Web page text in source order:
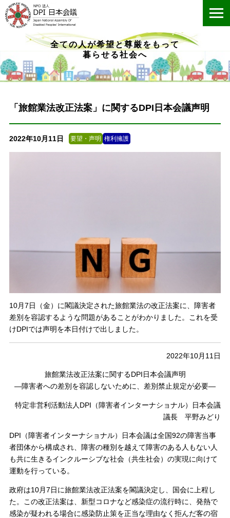
全ての人が希望と尊厳をもって
暮らせる社会へ
「旅館業法改正法案」に関するDPI日本会議声明
2022年10月11日 要望・声明 権利擁護
10月7日（金）に閣議決定された旅館業法の改正法案に、障害者
差別を容認するような問題があることがわかりました。これを受
けDPIでは声明を本日付けで出しました。
2022年10月11日
旅館業法改正法案に関するDPI日本会議声明
―障害者への差別を容認しないために、差別禁止規定が必要―
特定非営利活動法人DPI（障害者インターナショナル）日本会議
議長 平野みどり
DPI（障害者インターナショナル）日本会議は全国92の障害当事
者団体から構成され、障害の種別を越えて障害のある人もない人
も共に生きるインクルーシブな社会（共生社会）の実現に向けて
運動を行っている。
政府は10月7日に旅館業法改正法案を閣議決定し、国会に上程し
た。この改正法案は、新型コロナなど感染症の流行時に、発熱で
感染が疑われる場合に感染防止策を正当な理由なく拒んだ客の宿